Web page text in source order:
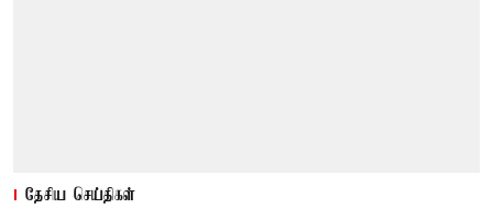
தேசிய செய்திகள்